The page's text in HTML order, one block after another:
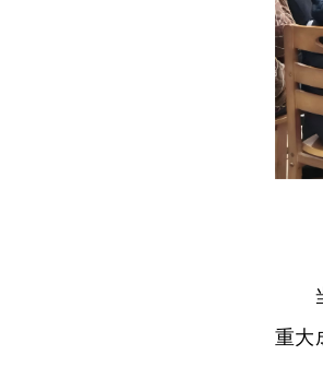
重大